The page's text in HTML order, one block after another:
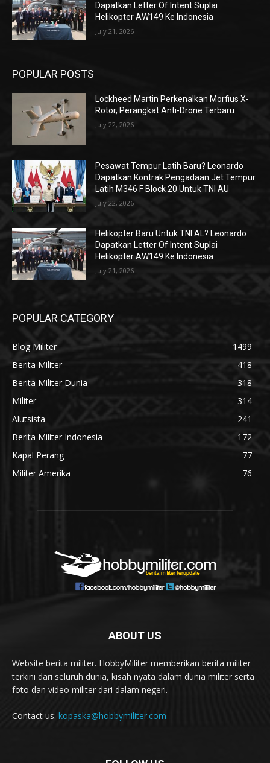
Dapatkan Letter Of Intent Suplai
Helikopter AW149 Ke Indonesia
July 21, 2026
POPULAR POSTS
Lockheed Martin Perkenalkan Morfius X-
Rotor, Perangkat Anti-Drone Terbaru
July 22, 2026
Pesawat Tempur Latih Baru? Leonardo
Dapatkan Kontrak Pengadaan Jet Tempur
Latih M346 F Block 20 Untuk TNI AU
July 22, 2026
Helikopter Baru Untuk TNI AL? Leonardo
Dapatkan Letter Of Intent Suplai
Helikopter AW149 Ke Indonesia
July 21, 2026
POPULAR CATEGORY
Blog Militer
1499
Berita Militer
418
Berita Militer Dunia
318
Militer
314
Alutsista
241
Berita Militer Indonesia
172
Kapal Perang
77
Militer Amerika
76
ABOUT US
Website berita militer. HobbyMiliter memberikan berita militer
terkini dari seluruh dunia, kisah nyata dalam dunia militer serta
foto dan video militer dari dalam negeri.
Contact us: kopaska@hobbymiliter.com